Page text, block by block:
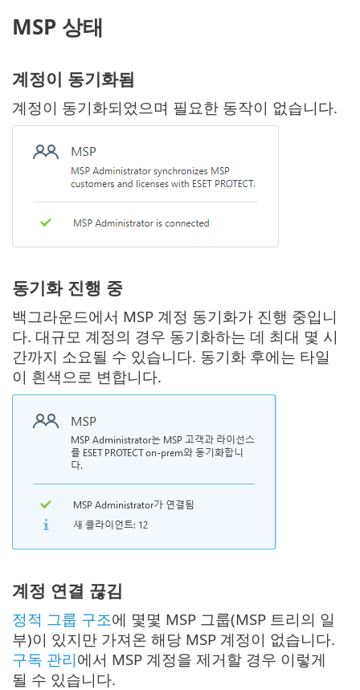
MSP 상태
계정이 동기화됨
계정이 동기화되었으며 필요한 동작이 없습니다.
동기화 진행 중
백그라운드에서 MSP 계정 동기화가 진행 중입니
다. 대규모 계정의 경우 동기화하는 데 최대 몇 시
간까지 소요될 수 있습니다. 동기화 후에는 타일
이 흰색으로 변합니다.
계정 연결 끊김
정적 그룹 구조에 몇몇 MSP 그룹(MSP 트리의 일
부)이 있지만 가져온 해당 MSP 계정이 없습니다.
구독 관리에서 MSP 계정을 제거할 경우 이렇게
될 수 있습니다.